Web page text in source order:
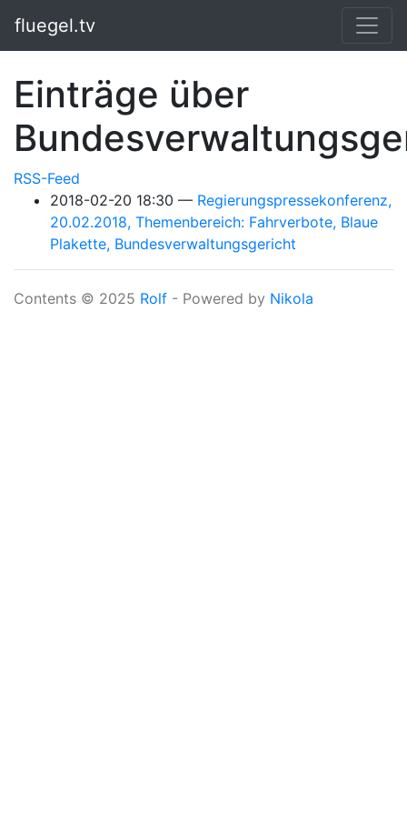
fluegel.tv
Einträge über
RSS-Feed
2018-02-20 18:30
Regierungspressekonferenz,
20.02.2018, Themenbereich: Fahrverbote, Blaue
Plakette, Bundesverwaltungsgericht
Contents © 2025 Rolf - Powered by Nikola